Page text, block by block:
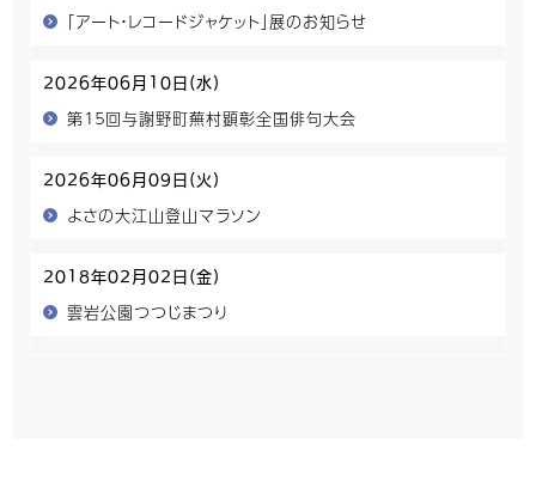
「アート・レコードジャケット」展のお知らせ
2026年06月10日(水)
第１５回与謝野町蕪村顕彰全国俳句大会
2026年06月09日(火)
よさの大江山登山マラソン
2018年02月02日(金)
雲岩公園つつじまつり